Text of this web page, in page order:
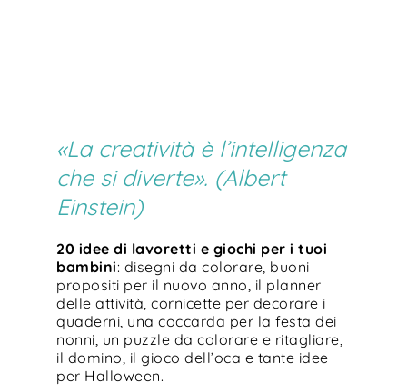
«La creatività è l’intelligenza
che si diverte». (Albert
Einstein)
20 idee di lavoretti e giochi per i tuoi
bambini: disegni da colorare, buoni
propositi per il nuovo anno, il planner
delle attività, cornicette per decorare i
quaderni, una coccarda per la festa dei
nonni, un puzzle da colorare e ritagliare,
il domino, il gioco dell’oca e tante idee
per Halloween.